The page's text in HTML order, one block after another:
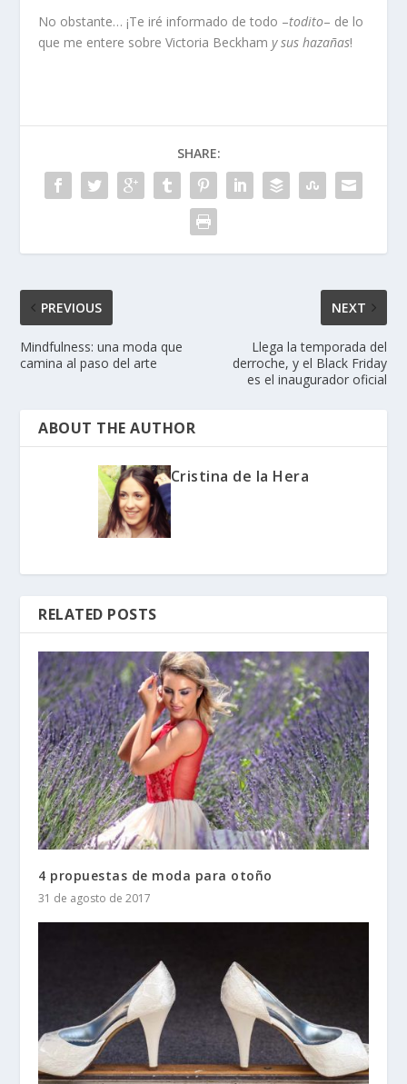
No obstante… ¡Te iré informado de todo –todito– de lo
que me entere sobre Victoria Beckham y sus hazañas!
SHARE:
PREVIOUS
Mindfulness: una moda que
camina al paso del arte
NEXT
Llega la temporada del
derroche, y el Black Friday
es el inaugurador oficial
ABOUT THE AUTHOR
Cristina de la Hera
RELATED POSTS
4 propuestas de moda para otoño
31 de agosto de 2017